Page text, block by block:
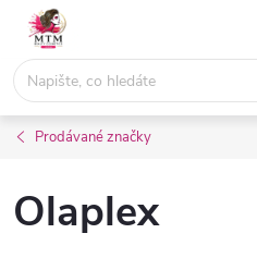
Přejít
obsah
Prodávané značky
Olaplex